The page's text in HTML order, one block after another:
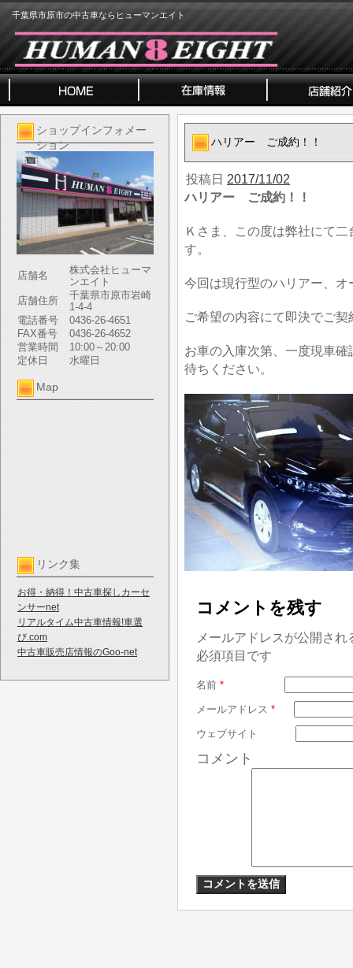
千葉県市原市の中古車ならヒューマンエイト
ショップインフォメー
ション
店舗名
株式会社ヒューマ
ンエイト
店舗住所
千葉県市原市岩崎
1-4-4
電話番号
0436-26-4651
FAX番号
0436-26-4652
営業時間
10:00～20:00
定休日
水曜日
Map
リンク集
お得・納得！中古車探しカーセ
ンサーnet
リアルタイム中古車情報!車選
び.com
中古車販売店情報のGoo-net
ハリアー ご成約！！
投稿日 2017/11/02
ハリアー ご成約！！
Ｋさま、この度は弊社にて
す。
今回は現行型のハリアー、
ご希望の内容にて即決でご
お車の入庫次第、一度現車
待ちください。
コメントを残す
メールアドレスが公開さ
必須項目です
名前 *
メールアドレス *
ウェブサイト
コメント